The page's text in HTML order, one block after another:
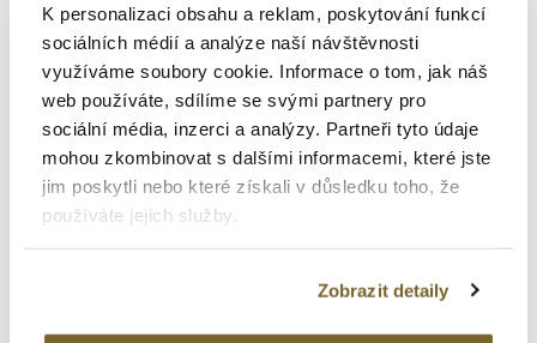
K personalizaci obsahu a reklam, poskytování funkcí
sociálních médií a analýze naší návštěvnosti
využíváme soubory cookie. Informace o tom, jak náš
web používáte, sdílíme se svými partnery pro
sociální média, inzerci a analýzy. Partneři tyto údaje
mohou zkombinovat s dalšími informacemi, které jste
jim poskytli nebo které získali v důsledku toho, že
používáte jejich služby.
Zobrazit detaily
New